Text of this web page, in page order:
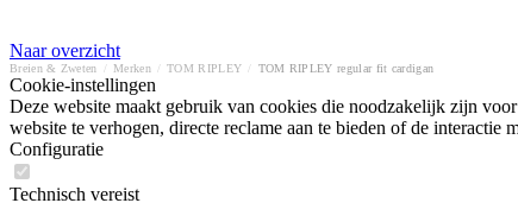
Naar overzicht
Breien & Zweten Merken TOM RIPLEY TOM RIPLEY regular fit cardigan
Cookie-instellingen
Deze website maakt gebruik van cookies die noodzakelijk zijn
website te verhogen, directe reclame aan te bieden of de
Configuratie
Technisch vereist